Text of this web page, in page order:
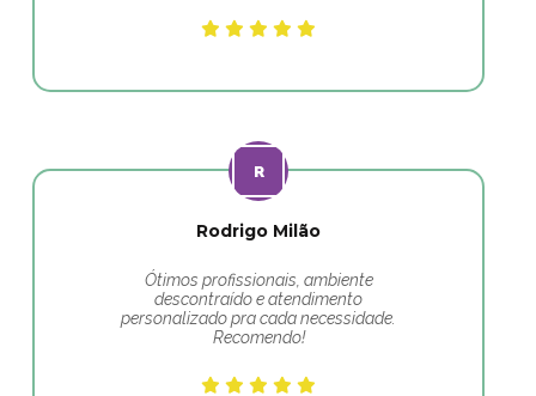
Rodrigo Milão
Ótimos profissionais, ambiente
descontraído e atendimento
personalizado pra cada necessidade.
Recomendo!